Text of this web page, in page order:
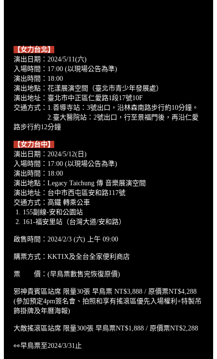
【女力台北】
演出日期：2024/5/11(六)
入場時間：17:00 (以現場公告為準)
演出時間：18:00
演出地點：花漾展演空間（臺北市青少年發展處）
演出地址：臺北市中正區仁愛路1段17號10F
交通方式：1.善導寺站：3號出口，沿林森南路步行約10分鐘。
2.臺大醫院站：2號出口，行至景福門後，再沿仁愛
路步行約12分鐘
【女力台中】
演出日期：2024/5/12(日)
入場時間：17:00 (以現場公告為準)
演出時間：18:00
演出地點：Legacy Taichung 傳 音樂展演空間
演出地址：台中市西屯區安和路117號
交通方式：高鐵 轉乘公車
1. 155副線-安和公園站
2. 161-福安里站（台灣大道/安和路）
啟售時間：2024/2/3 (六) 上午 09:00
購票方式：KKTIX及全台全家便利商店
票 價：(早鳥票數售完恢復原價)
邪神貴賓區站席 限量30張 早鳥票 NT$3,888 / 原價票NT$4,288
(參加預定4pm簽名會、拍照和享有搖滾區優先入場權利+特製吊
飾掛牌及年曆海報)
大敵搖滾區站席 限量300張 早鳥票NT$1,888 / 原價票NT$2,288
👀早鳥票至2024/3/31止